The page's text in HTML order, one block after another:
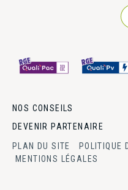
NOS CONSEILS
DEVENIR PARTENAIRE
PLAN DU SITE
POLITIQUE
MENTIONS LÉGALES